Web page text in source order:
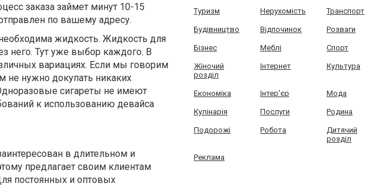
заказа займет минут 10-15
по вашему адресу.
жидкость. Жидкость для
него. Тут уже выбор каждого. В
вариациях. Если мы говорим
не нужно докупать никаких
сигареты не имеют
к использованию девайса
в длительном и
предлагает своим клиентам
постоянных и оптовых
Туризм Нерухомість Транспорт
Будівництво Відпочинок Розваги
Бізнес Меблі Спорт
Жіночий
розділ
Інтернет Культура
Економіка Інтер'єр Мода
Кулінарія Послуги Родина
Подорожі Робота
Дитячий
розділ
Реклама